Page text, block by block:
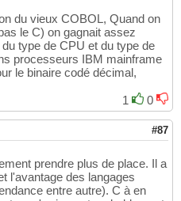
du vieux COBOL, Quand on
le C) on gagnait assez
type de CPU et du type de
processeurs IBM mainframe
le binaire codé décimal,
1
0
#87
prendre plus de place. Il a
l'avantage des langages
entre autre). C à en